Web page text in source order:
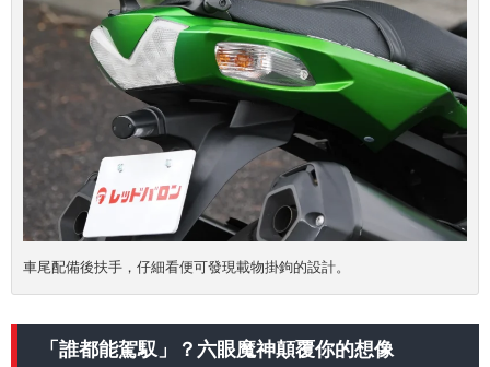
車尾配備後扶手，仔細看便可發現載物掛鉤的設計。
「誰都能駕馭」 ？六眼魔神顛覆你的想像